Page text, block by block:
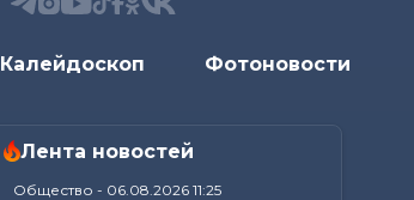
Калейдоскоп Фотоновости
Лента новостей
Общество - 06.08.2026 11:25